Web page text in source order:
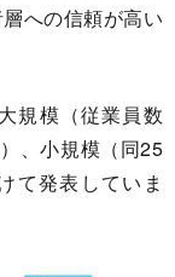
への信頼が高い
規模（従業員数
、小規模（同25
て発表していま